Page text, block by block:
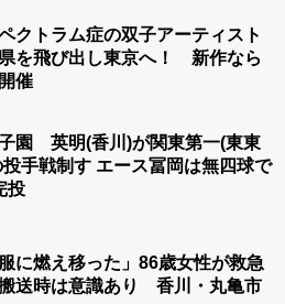
クトラム症の双子アーティスト
を飛び出し東京へ！ 新作なら
催
園 英明(香川)が関東第一(東東
手戦制す エース冨岡は無四球で
投
服に燃え移った」86歳女性が救急
送時は意識あり 香川・丸亀市